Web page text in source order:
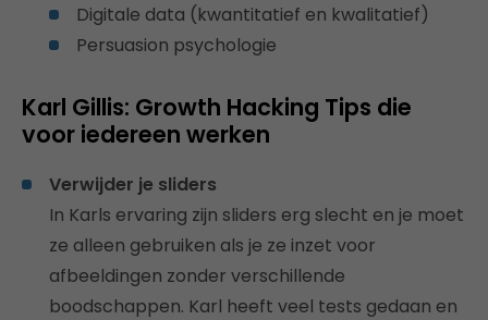
Digitale data (kwantitatief en kwalitatief)
Persuasion psychologie
Karl Gillis: Growth Hacking Tips die
voor iedereen werken
Verwijder je sliders
In Karls ervaring zijn sliders erg slecht en je moet
ze alleen gebruiken als je ze inzet voor
afbeeldingen zonder verschillende
boodschappen. Karl heeft veel tests gedaan en